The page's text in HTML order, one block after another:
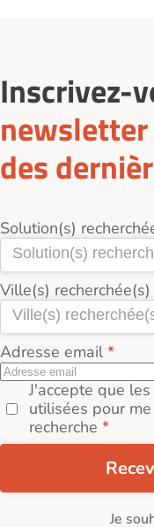
Inscrivez-
newsletter
des
Solution(s)
Ville(s) recherchée(s)
Adresse email
J'accepte que
utilisées pour
recherche
Je